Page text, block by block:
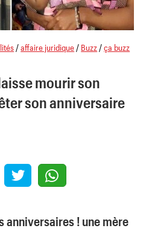
/affaire juridique / Buzz /ça buzz
mourir son
son anniversaire
anniversaires ! une mère